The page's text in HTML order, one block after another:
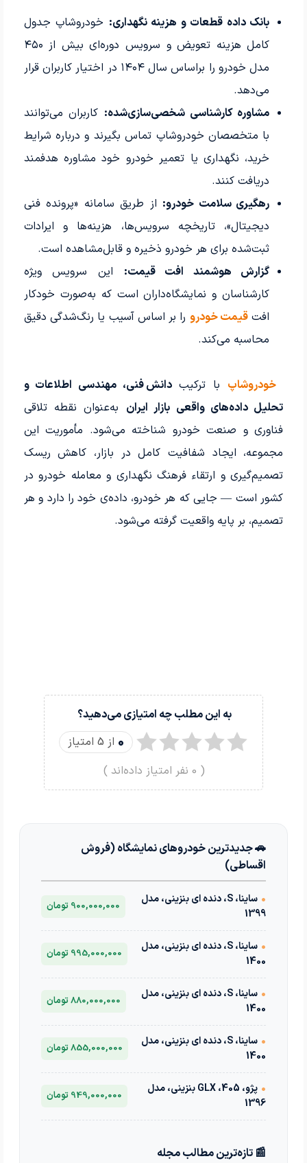
بانک داده قطعات و هزینه نگهداری: خودروشاپ جدول
کامل هزینه تعویض و سرویس دوره‌ای بیش از ۴۵۰
مدل خودرو را براساس سال ۱۴۰۴ در اختیار کاربران قرار
می‌دهد.
مشاوره کارشناسی شخصی‌سازی‌شده: کاربران می‌توانند
با متخصصان خودروشاپ تماس بگیرند و درباره شرایط
خرید، نگهداری یا تعمیر خودرو خود مشاوره هدفمند
دریافت کنند.
رهگیری سلامت خودرو: از طریق سامانه «پرونده فنی
دیجیتال»، تاریخچه سرویس‌ها، هزینه‌ها و ایرادات
ثبت‌شده برای هر خودرو ذخیره و قابل‌مشاهده است.
گزارش هوشمند افت قیمت: این سرویس ویژه
کارشناسان و نمایشگاه‌داران است که به‌صورت خودکار
افتقیمت خودرو را بر اساس آسیب یا رنگ‌شدگی دقیق
محاسبه می‌کند.
خودروشاپ با ترکیبدانش فنی، مهندسی اطلاعات و
تحلیل داده‌های واقعی بازار ایران به‌عنوان نقطه تلاقی
فناوری و صنعت خودرو شناخته می‌شود. مأموریت این
مجموعه، ایجاد شفافیت کامل در بازار، کاهش ریسک
تصمیم‌گیری و ارتقاء فرهنگ نگهداری و معامله خودرو در
کشور است — جایی که هر خودرو، داده‌ی خود را دارد و هر
تصمیم، بر پایه واقعیت گرفته می‌شود.
به این مطلب چه امتیازی می‌دهید؟
0 از 5 امتیاز
(
0 نفر امتیاز داده‌اند )
🚗 جدیدترین خودروهای نمایشگاه (فروش
اقساطی)
•
ساینا، S، دنده ای بنزینی، مدل
1399
900,000,000 تومان
•
ساینا، S، دنده ای بنزینی، مدل
1400
995,000,000 تومان
•
ساینا، S، دنده ای بنزینی، مدل
1400
880,000,000 تومان
•
ساینا، S، دنده ای بنزینی، مدل
1400
855,000,000 تومان
•
پژو، 405، GLX بنزینی، مدل
1396
949,000,000 تومان
📰 تازه‌ترین مطالب مجله